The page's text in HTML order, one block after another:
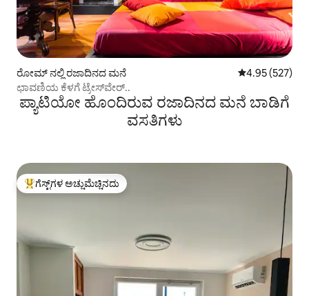
ರೋಮ್ ನಲ್ಲಿ ರಜಾದಿನದ ಮನೆ 5 ರಲ್ಲಿ 4.95
4.95 (527)
ಛಾವಣಿಯ ಕೆಳಗೆ ಟ್ರೇಸ್‌ವೇರ್..
ಪ್ಯಾಟಿಯೋ ಹೊಂದಿರುವ ರಜಾದಿನದ ಮನೆ ಬಾಡಿಗೆ
ವಸತಿಗಳು
ಗೆಸ್ಟ್‌ಗಳಿಗೆ ಅತಿ ಹೆಚ್ಚು ಅಚ್ಚುಮೆಚ್ಚಿನದು
ಗೆಸ್ಟ್‌ಗಳ ಅಚ್ಚುಮೆಚ್ಚಿನದು